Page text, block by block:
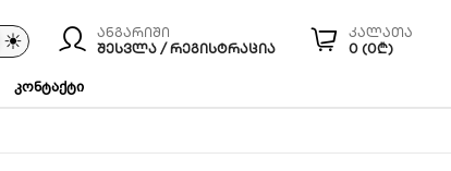
კალათა
0 (0₾)
ანგარიში
ᲨᲔᲡᲕᲚᲐ / ᲠᲔᲒᲘᲡᲢᲠᲐᲪᲘᲐ
☀
კონტაქტი